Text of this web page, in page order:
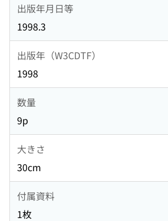
出版年月日等
1998.3
出版年（W3CDTF）
1998
数量
9p
大きさ
30cm
付属資料
1枚